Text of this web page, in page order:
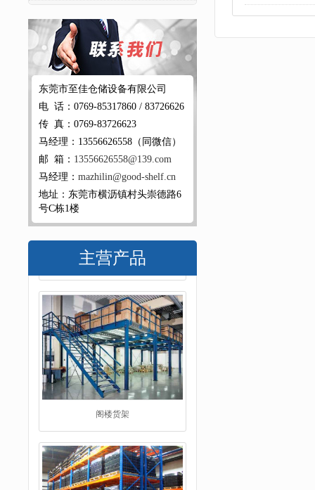
东莞市至佳仓储设备有限公司
电 话：0769-85317860 / 83726626
传 真：0769-83726623
马经理：13556626558（同微信）
邮 箱： 13556626558@139.com
马经理： mazhilin@good-shelf.cn
地址：东莞市横沥镇村头崇德路6
号C栋1楼
主营产品
阁楼货架